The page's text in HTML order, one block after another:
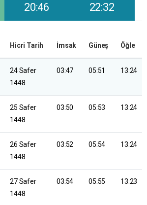
20:46 22:32
Hicri Tarih İmsak Güneş Öğle
24 Safer
1448
03:47 05:51 13:24
25 Safer
1448
03:50 05:53 13:24
26 Safer
1448
03:52 05:54 13:24
27 Safer
1448
03:54 05:55 13:23